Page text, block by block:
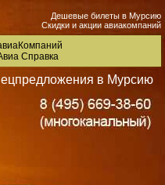
Дешевые билеты в Мурсию
Скидки и акции авиакомпаний
Справка
в Мурсию